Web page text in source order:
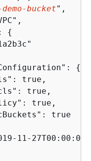
bucket",
{
{
true,
true,
true,
true
11-